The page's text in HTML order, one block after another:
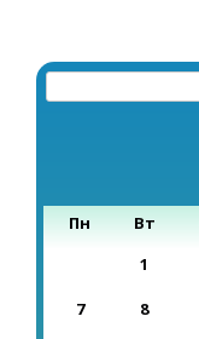
Пн
Вт
1
7 8